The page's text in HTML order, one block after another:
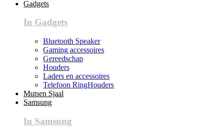
Gadgets
In Gadgets
Bluetooth Speaker
Gaming accessoires
Gereedschap
Houders
Laders en accessoires
Telefoon RingHouders
Mutsen Sjaal
Samsung
In Samsung